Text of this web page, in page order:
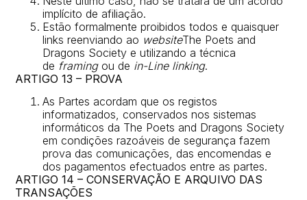
implícito de afiliação.
Estão formalmente proibidos todos e quaisquer
links reenviando ao websiteThe Poets and
Dragons Society e utilizando a técnica
de framingou de in-Line linking.
ARTIGO 13 – PROVA
As Partes acordam que os registos
informatizados, conservados nos sistemas
informáticos da The Poets and Dragons Society
em condições razoáveis de segurança fazem
prova das comunicações, das encomendas e
dos pagamentos efectuados entre as partes.
ARTIGO 14 – CONSERVAÇÃO E ARQUIVO DAS
TRANSAÇÕES